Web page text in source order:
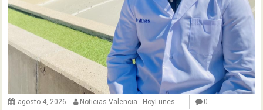
agosto 4, 2026 Noticias Valencia - HoyLunes 0